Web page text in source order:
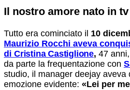
Il nostro amore nato in tv
Tutto era cominciato il 10
Maurizio Rocchi aveva
di Cristina Castiglione, 47
da parte la frequentazione con
studio, il manager deejay aveva
emozione evidente: «Lei per